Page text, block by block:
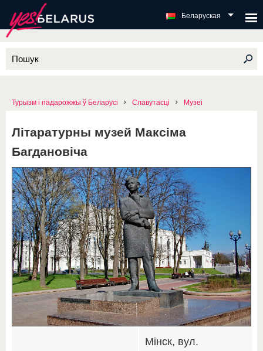
Беларуская
Турызм і падарожжы ў Беларусі Славутасці Музеі
Літаратурны музей Максіма
Багдановіча
Мінск, вул.